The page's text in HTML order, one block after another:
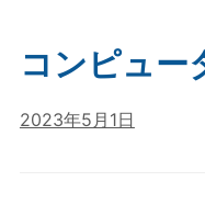
コンピュー
2023年5月1日